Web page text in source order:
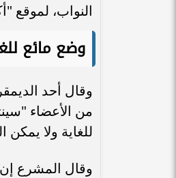
النواب،
وضع مائع
وقال أحد
من الأعضاء
للغاية ولا يمكن
وقال المشرع إن